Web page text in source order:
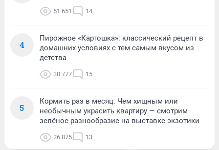
51 651 14
4
Пирожное «Картошка»: классический рецепт в
домашних условиях с тем самым вкусом из
детства
30 777 15
5
Кормить раз в месяц. Чем хищным или
необычным украсить квартиру — смотрим
зелёное разнообразие на выставке экзотики
26 875 13